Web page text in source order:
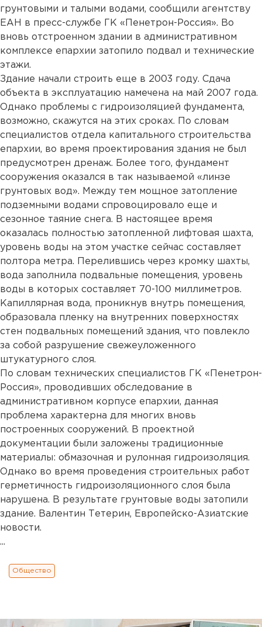
грунтовыми и талыми водами, сообщили агентству
ЕАН в пресс-службе ГК «Пенетрон-Россия». Во
вновь отстроенном здании в административном
комплексе епархии затопило подвал и технические
этажи.
Здание начали строить еще в 2003 году. Сдача
объекта в эксплуатацию намечена на май 2007 года.
Однако проблемы с гидроизоляцией фундамента,
возможно, скажутся на этих сроках. По словам
специалистов отдела капитального строительства
епархии, во время проектирования здания не был
предусмотрен дренаж. Более того, фундамент
сооружения оказался в так называемой «линзе
грунтовых вод». Между тем мощное затопление
подземными водами спровоцировало еще и
сезонное таяние снега. В настоящее время
оказалась полностью затопленной лифтовая шахта,
уровень воды на этом участке сейчас составляет
полтора метра. Перелившись через кромку шахты,
вода заполнила подвальные помещения, уровень
воды в которых составляет 70-100 миллиметров.
Капиллярная вода, проникнув внутрь помещения,
образовала пленку на внутренних поверхностях
стен подвальных помещений здания, что повлекло
за собой разрушение свежеуложенного
штукатурного слоя.
По словам технических специалистов ГК «Пенетрон-
Россия», проводивших обследование в
административном корпусе епархии, данная
проблема характерна для многих вновь
построенных сооружений. В проектной
документации были заложены традиционные
материалы: обмазочная и рулонная гидроизоляция.
Однако во время проведения строительных работ
герметичность гидроизоляционного слоя была
нарушена. В результате грунтовые воды затопили
здание. Валентин Тетерин, Европейско-Азиатские
новости.
...
Общество